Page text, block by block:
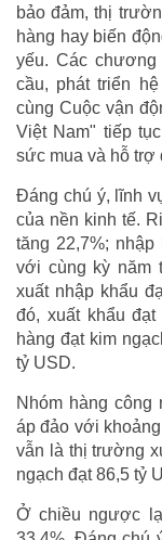
bảo đảm, thị
hàng hay biến
yếu. Các
cầu, phát triển
cùng Cuộc vận
Việt Nam" tiếp
sức mua và hỗ trợ
Đáng chú ý, lĩnh
của nền kinh tế.
tăng 22,7%;
với cùng kỳ năm
xuất nhập khẩu
đó, xuất khẩu
hàng đạt kim
tỷ USD.
Nhóm hàng công
áp đảo với
vẫn là thị trường
ngạch đạt 86,5 tỷ
Ở chiều ngược